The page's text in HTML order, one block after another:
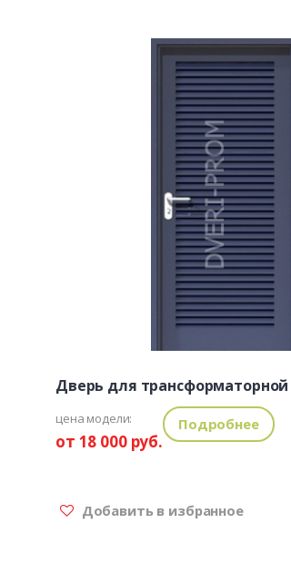
Дверь для
цена модели:
от 18 000 руб.
Подробнее
Добавить в избранное